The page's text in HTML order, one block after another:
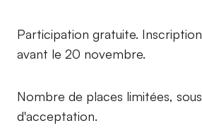
Participation gratuite.
avant le 20 novembre.
Nombre de places limitées,
d'acceptation.